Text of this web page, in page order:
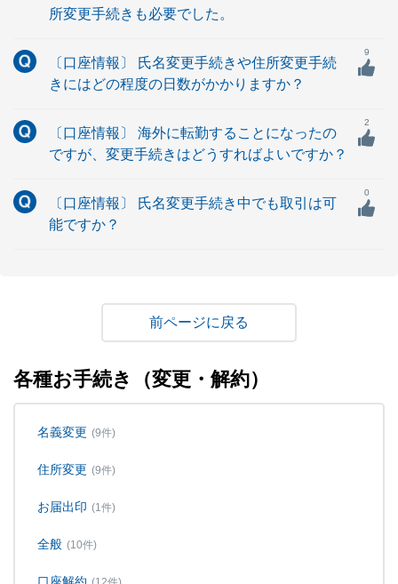
所変更手続きも必要でした。
〔口座情報〕 氏名変更手続きや住所変更手続
きにはどの程度の日数がかかりますか？
9
〔口座情報〕 海外に転勤することになったの
ですが、変更手続きはどうすればよいですか？
2
〔口座情報〕 氏名変更手続き中でも取引は可
能ですか？
0
戻る
各種お手続き（変更・解約）
名義変更 (9件)
住所変更 (9件)
お届出印 (1件)
全般 (10件)